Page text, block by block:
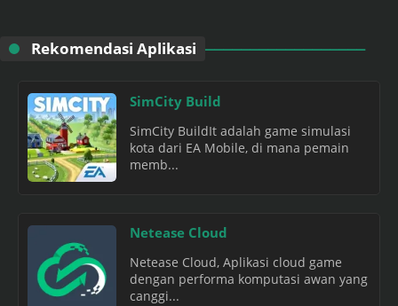
Rekomendasi Aplikasi
SimCity Build
SimCity BuildIt adalah game simulasi
kota dari EA Mobile, di mana pemain
memb...
Netease Cloud
Netease Cloud, Aplikasi cloud game
dengan performa komputasi awan yang
canggi...